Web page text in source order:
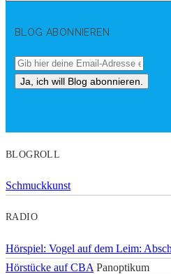
BLOG ABONNIEREN
BLOGROLL
Schmuckkunst
RADIO
Hörspiel: Vogel auf dem Leim:
Hörstücke auf CBA Panoptikum